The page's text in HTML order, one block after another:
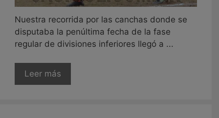
Nuestra recorrida por las canchas donde se
disputaba la penúltima fecha de la fase
regular de divisiones inferiores llegó a ...
Leer más